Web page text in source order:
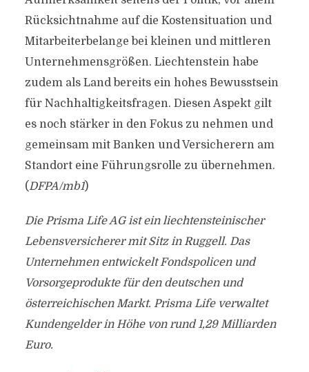
Rücksichtnahme auf die Kostensituation und
Mitarbeiterbelange bei kleinen und mittleren
Unternehmensgrößen. Liechtenstein habe
zudem als Land bereits ein hohes Bewusstsein
für Nachhaltigkeitsfragen. Diesen Aspekt gilt
es noch stärker in den Fokus zu nehmen und
gemeinsam mit Banken und Versicherern am
Standort eine Führungsrolle zu übernehmen.
(DFPA/mb1)
Die Prisma Life AG ist ein liechtensteinischer
Lebensversicherer mit Sitz in Ruggell. Das
Unternehmen entwickelt Fondspolicen und
Vorsorgeprodukte für den deutschen und
österreichischen Markt. Prisma Life verwaltet
Kundengelder in Höhe von rund 1,29 Milliarden
Euro.